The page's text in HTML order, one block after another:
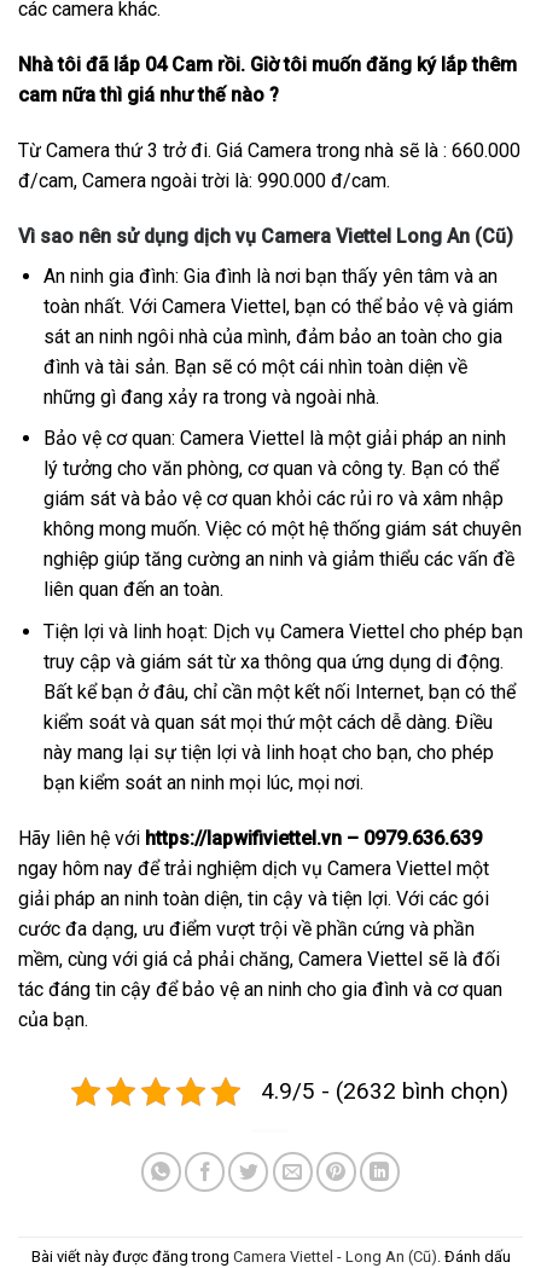
các camera khác.
Nhà tôi đã lắp 04 Cam rồi. Giờ tôi muốn đăng ký lắp thêm
cam nữa thì giá như thế nào ?
Từ Camera thứ 3 trở đi. Giá Camera trong nhà sẽ là : 660.000
đ/cam, Camera ngoài trời là: 990.000 đ/cam.
Vì sao nên sử dụng dịch vụ Camera Viettel Long An (Cũ)
An ninh gia đình: Gia đình là nơi bạn thấy yên tâm và an
toàn nhất. Với Camera Viettel, bạn có thể bảo vệ và giám
sát an ninh ngôi nhà của mình, đảm bảo an toàn cho gia
đình và tài sản. Bạn sẽ có một cái nhìn toàn diện về
những gì đang xảy ra trong và ngoài nhà.
Bảo vệ cơ quan: Camera Viettel là một giải pháp an ninh
lý tưởng cho văn phòng, cơ quan và công ty. Bạn có thể
giám sát và bảo vệ cơ quan khỏi các rủi ro và xâm nhập
không mong muốn. Việc có một hệ thống giám sát chuyên
nghiệp giúp tăng cường an ninh và giảm thiểu các vấn đề
liên quan đến an toàn.
Tiện lợi và linh hoạt: Dịch vụ Camera Viettel cho phép bạn
truy cập và giám sát từ xa thông qua ứng dụng di động.
Bất kể bạn ở đâu, chỉ cần một kết nối Internet, bạn có thể
kiểm soát và quan sát mọi thứ một cách dễ dàng. Điều
này mang lại sự tiện lợi và linh hoạt cho bạn, cho phép
bạn kiểm soát an ninh mọi lúc, mọi nơi.
Hãy liên hệ với https://lapwifiviettel.vn – 0979.636.639
ngay hôm nay để trải nghiệm dịch vụ Camera Viettel một
giải pháp an ninh toàn diện, tin cậy và tiện lợi. Với các gói
cước đa dạng, ưu điểm vượt trội về phần cứng và phần
mềm, cùng với giá cả phải chăng, Camera Viettel sẽ là đối
tác đáng tin cậy để bảo vệ an ninh cho gia đình và cơ quan
của bạn.
4.9/5 - (2632 bình chọn)
Bài viết này được đăng trong Camera Viettel - Long An (Cũ). Đánh dấu